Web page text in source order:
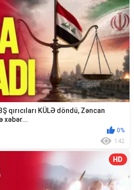
qırıcıları KÜLƏ döndü, Zəncan
xəbər...
0%
142
HD